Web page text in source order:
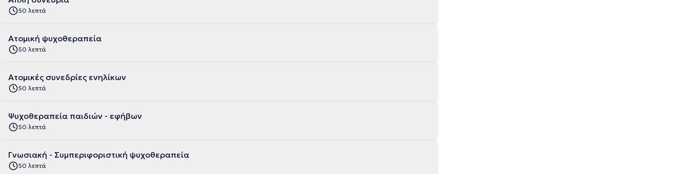
50 λεπτά
Ατομική ψυχοθεραπεία
50 λεπτά
Ατομικές συνεδρίες ενηλίκων
50 λεπτά
Ψυχοθεραπεία παιδιών - εφήβων
50 λεπτά
Γνωσιακή - Συμπεριφοριστική ψυχοθεραπεία
50 λεπτά